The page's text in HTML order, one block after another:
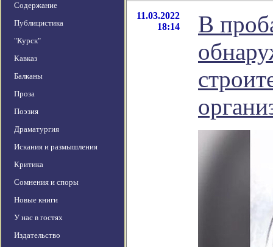
Содержание
Публицистика
"Курск"
Кавказ
Балканы
Проза
Поэзия
Драматургия
Искания и размышления
Критика
Сомнения и споры
Новые книги
У нас в гостях
Издательство
11.03.2022
18:14
В